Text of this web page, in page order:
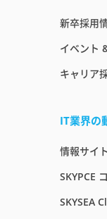
新卒採用
イベント
キャリア
IT業界の
情報サイ
SKYPCE
SKYSEA